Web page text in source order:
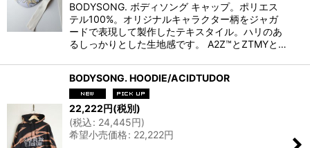
BODYSONG. ボディソング キャップ。ポリエス
テル100%。オリジナルキャラクター柄をジャガ
ードで表現して製作したテキスタイル。ハリのあ
るしっかりとした生地感です。 A2Z™とZTMYと…
BODYSONG. HOODIE/ACIDTUDOR
22,222円(税別)
(税込: 24,445円)
希望小売価格: 22,222円